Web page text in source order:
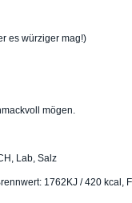
es würziger mag!)
mögen.
Lab, Salz
1762KJ / 420 kcal,